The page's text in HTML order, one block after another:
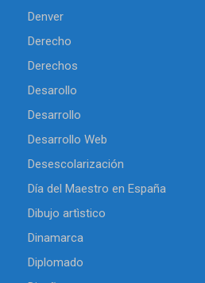
Denver
Derecho
Derechos
Desarollo
Desarrollo
Desarrollo Web
Desescolarización
Día del Maestro en España
Dibujo artìstico
Dinamarca
Diplomado